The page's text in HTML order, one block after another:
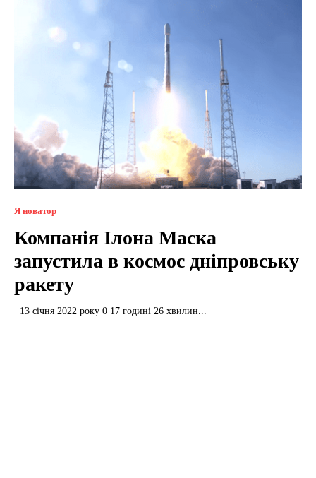
Я новатор
Компанія Ілона Маска
запустила в космос дніпровську
ракету
13 січня 2022 року 0 17 годині 26 хвилин...